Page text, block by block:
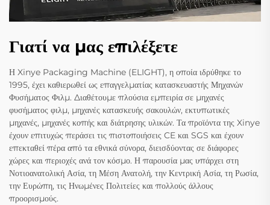
Γιατί να μας επιλέξετε
Η Xinye Packaging Machine (ELIGHT), η οποία ιδρύθηκε το
1995, έχει καθιερωθεί ως επαγγελματίας κατασκευαστής Μηχανών
Φυσήματος Φιλμ. Διαθέτουμε πλούσια εμπειρία σε μηχανές
φυσήματος φιλμ, μηχανές κατασκευής σακουλών, εκτυπωτικές
μηχανές, μηχανές κοπής και διάτρησης υλικών. Τα προϊόντα της Xinye
έχουν επιτυχώς περάσει τις πιστοποιήσεις CE και SGS και έχουν
επεκταθεί πέρα από τα εθνικά σύνορα, διεισδύοντας σε διάφορες
χώρες και περιοχές ανά τον κόσμο. Η παρουσία μας υπάρχει στη
Νοτιοανατολική Ασία, τη Μέση Ανατολή, την Κεντρική Ασία, τη Ρωσία,
την Ευρώπη, τις Ηνωμένες Πολιτείες και πολλούς άλλους
προορισμούς.